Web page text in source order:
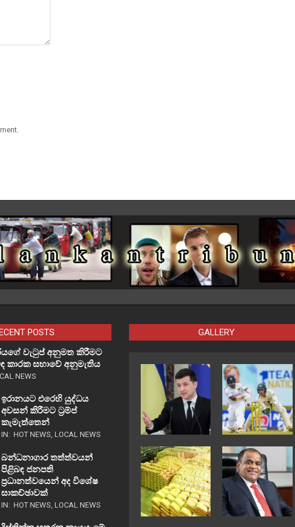
POSTS
වැටුප් අනුමත කිරීමට
කාරක සභාවේ අනුමැතිය
NEWS
ඉරානයට එරෙහි යුද්ධය
අවසන් කිරීමට ට්‍රම්ප්
කැමැත්තෙන්
IN: HOT NEWS, LOCAL NEWS
බන්ධනාගාර තත්ත්වයන්
පිළිබඳ ජනපති
ප්‍රධානත්වයෙන් අද විශේෂ
සාකච්ඡාවක්
IN: HOT NEWS, LOCAL NEWS
GALLERY